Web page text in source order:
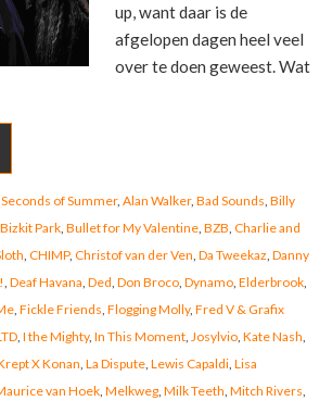
up, want daar is de
afgelopen dagen heel veel
over te doen geweest. Wat
of Summer, Alan Walker, Bad Sounds Billy
Bizkit Park, Bullet for My Valentine, BZB Charlie and
CHIMP, Christof van der Ven Da Tweekaz Danny
Deaf Havana Ded Don Broco, Dynamo, Elderbrook,
, Fickle Friends Flogging Molly, Fred V & Grafix
, I the Mighty, In This Moment, Josylvio, Kate Nash
X Konan La Dispute, Lewis Capaldi, Lisa
van Hoek, Melkweg, Milk Teeth Mitch Rivers